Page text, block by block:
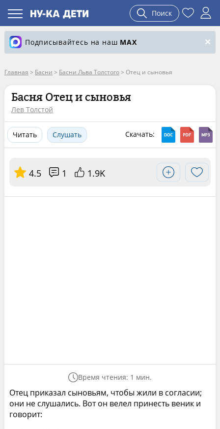
Поиск
Подписывайтесь на наш MAX
Главная > Басни > Басни Льва Толстого> Отец и сыновья
Басня Отец и сыновья
Лев Толстой
Читать Слушать Скачать:
4.5 1 1.9K
Время чтения: 1 мин.
Отец приказал сыновьям, чтобы жили в согласии;
они не слушались. Вот он велел принесть веник и
говорит: